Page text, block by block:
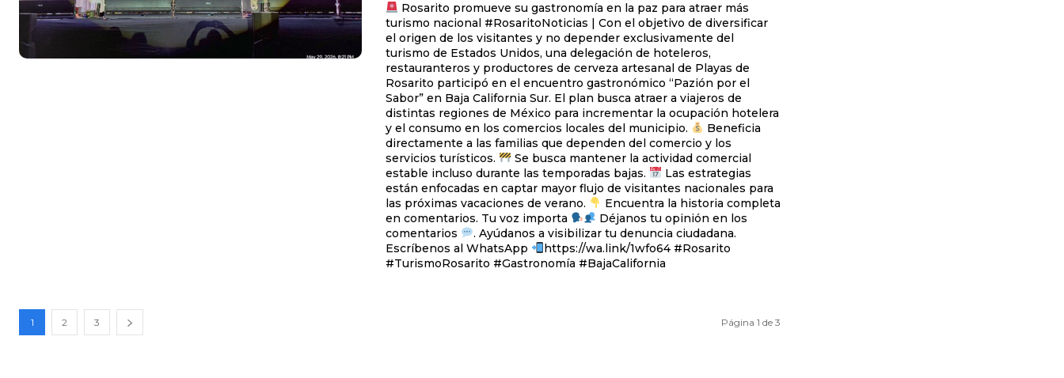
Rosarito promueve su gastronomía en la paz para atraer más
turismo nacional #RosaritoNoticias | Con el objetivo de diversificar
el origen de los visitantes y no depender exclusivamente del
turismo de Estados Unidos, una delegación de hoteleros,
restauranteros y productores de cerveza artesanal de Playas de
Rosarito participó en el encuentro gastronómico “Pazión por el
Sabor” en Baja California Sur. El plan busca atraer a viajeros de
distintas regiones de México para incrementar la ocupación hotelera
y el consumo en los comercios locales del municipio.
Beneficia
directamente a las familias que dependen del comercio y los
servicios turísticos.
Se busca mantener la actividad comercial
estable incluso durante las temporadas bajas.
Las estrategias
están enfocadas en captar mayor flujo de visitantes nacionales para
las próximas vacaciones de verano.
Encuentra la historia completa
en comentarios. Tu voz importa
Déjanos tu opinión en los
comentarios
. Ayúdanos a visibilizar tu denuncia ciudadana.
Escríbenos al WhatsApp
https://wa.link/1wfo64 #Rosarito
#TurismoRosarito #Gastronomía #BajaCalifornia
1 2 3 Página 1 de 3